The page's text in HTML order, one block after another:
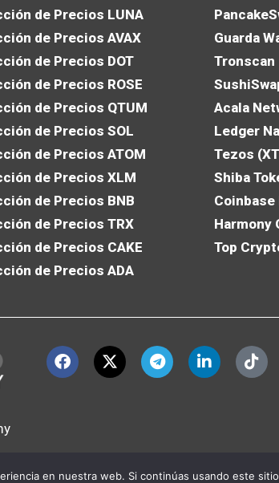
de Precios LUNA
de Precios AVAX
de Precios DOT
de Precios ROSE
de Precios QTUM
de Precios SOL
de Precios ATOM
de Precios XLM
de Precios BNB
de Precios TRX
de Precios CAKE
de Precios ADA
Guarda
Tronscan
Acala
Ledger
Tezos
Shiba
Coinbase
Harmony
Top
en nuestra web. Si continúas usando este